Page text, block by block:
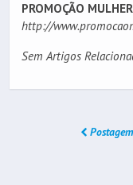
PROMOÇÃO
http://
Sem Artigos